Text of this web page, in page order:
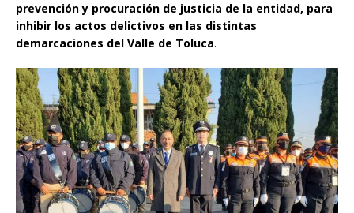
prevención y procuración de justicia de la entidad, para
inhibir los actos delictivos en las distintas
demarcaciones del Valle de Toluca.